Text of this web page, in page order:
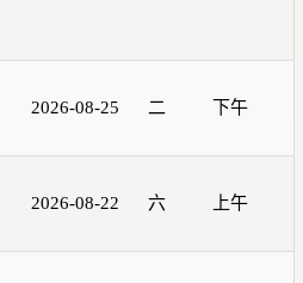
2026-08-25 二 下午
2026-08-22 六 上午